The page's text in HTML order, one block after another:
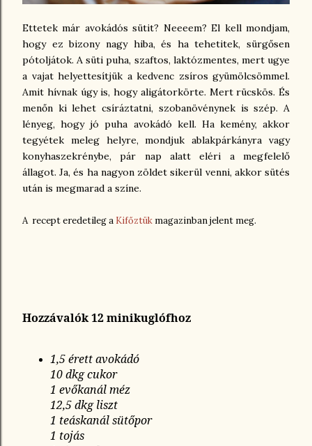
Ettetek már avokádós sütit? Neeeem? El kell mondjam,
hogy ez bizony nagy hiba, és ha tehetitek, sürgősen
pótoljátok. A süti puha, szaftos, laktózmentes, mert ugye
a vajat helyettesítjük a kedvenc zsíros gyümölcsömmel.
Amit hívnak úgy is, hogy aligátorkörte. Mert rücskös. És
menőn ki lehet csíráztatni, szobanövénynek is szép. A
lényeg, hogy jó puha avokádó kell. Ha kemény, akkor
tegyétek meleg helyre, mondjuk ablakpárkányra vagy
konyhaszekrénybe, pár nap alatt eléri a megfelelő
állagot. Ja, és ha nagyon zöldet sikerül venni, akkor sütés
után is megmarad a színe.
A recept eredetileg a Kifőztük magazinban jelent meg.
Hozzávalók 12 minikuglófhoz
1,5 érett avokádó
10 dkg cukor
1 evőkanál méz
12,5 dkg liszt
1 teáskanál sütőpor
1 tojás